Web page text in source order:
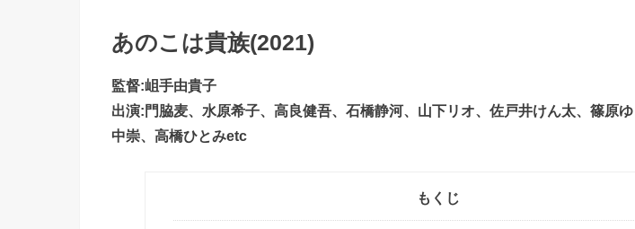
あのこは貴族(2021)
監督:岨手由貴子
出演:門脇麦、水原希子、高良健吾、石橋静河、山下リオ、佐戸井けん太、篠原
中崇、高橋ひとみetc
もくじ